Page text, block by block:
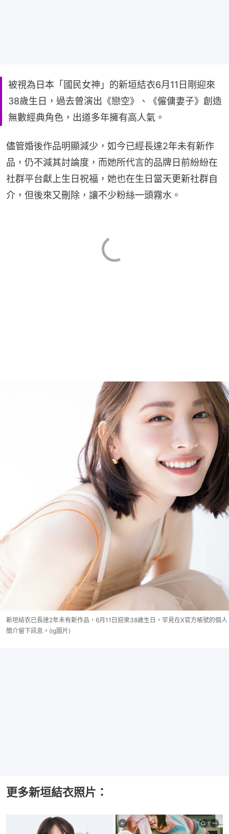
被視為日本「國民女神」的新垣結衣6月11日剛迎來
38歲生日，過去曾演出《戀空》、《僱傭妻子》創造
無數經典角色，出道多年擁有高人氣。
儘管婚後作品明顯減少，如今已經長達2年未有新作
品，仍不減其討論度，而她所代言的品牌日前紛紛在
社群平台獻上生日祝福，她也在生日當天更新社群自
介，但後來又刪除，讓不少粉絲一頭霧水。
新垣結衣已長達2年未有新作品，6月11日迎來38歲生日，罕見在X官方帳號的個人
簡介留下訊息。(ig圖片)
更多新垣結衣照片：